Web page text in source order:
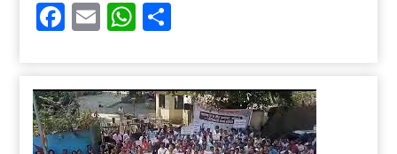
Facebook
EmailWhatsApp